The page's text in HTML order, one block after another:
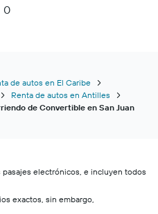
0
de autos en El Caribe
Renta de autos en Antilles
de Convertible en San Juan
electrónicos, e incluyen todos
exactos, sin embargo,